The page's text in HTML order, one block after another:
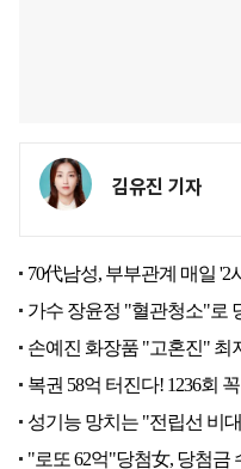
김유진 기자